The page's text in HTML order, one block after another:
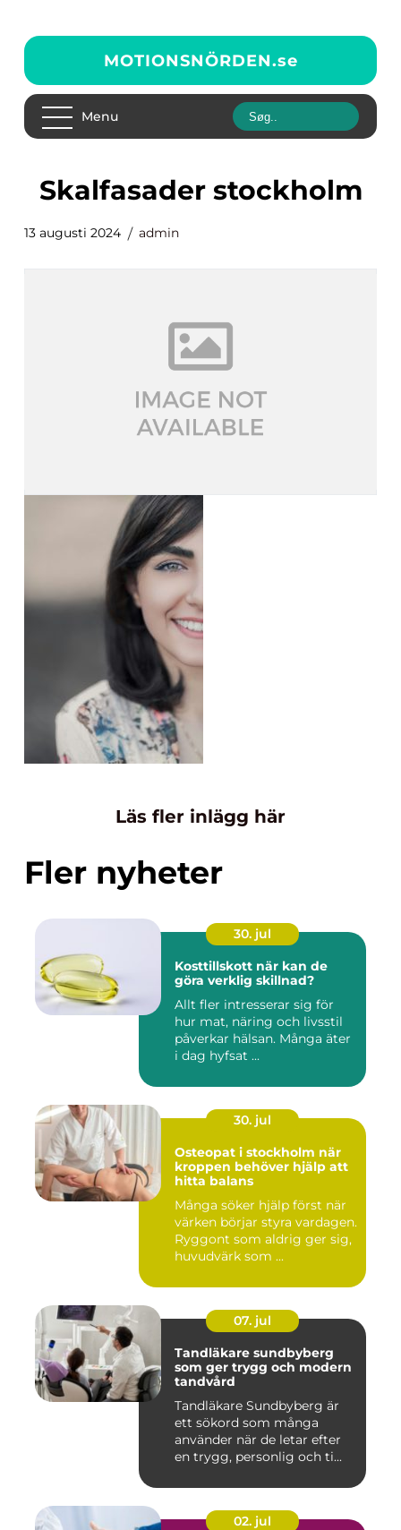
MOTIONSNÖRDEN.se
Menu
skalfasader stockholm
13 augusti 2024 admin
Läs fler inlägg här
Fler nyheter
30. jul
Kosttillskott när kan de
göra verklig skillnad?
Allt fler intresserar sig för
hur mat, näring och livsstil
påverkar hälsan. Många äter
i dag hyfsat ...
30. jul
Osteopat i stockholm när
kroppen behöver hjälp att
hitta balans
Många söker hjälp först när
värken börjar styra vardagen.
Ryggont som aldrig ger sig,
huvudvärk som ...
07. jul
Tandläkare sundbyberg
som ger trygg och modern
tandvård
Tandläkare Sundbyberg är
ett sökord som många
använder när de letar efter
en trygg, personlig och ti...
02. jul